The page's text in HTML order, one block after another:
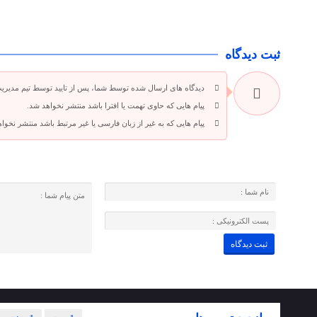
ثبت دیدگاه
دیدگاه های ارسال شده توسط شما، پس از تایید توسط تیم
پیام هایی که حاوی تهمت یا افترا باشد منتشر نخواهد شد.
پیام هایی که به غیر از زبان فارسی یا غیر مرتبط باشد منتشر